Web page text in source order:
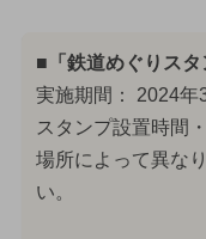
■「鉄道めぐりス
実施期間： 2024年
スタンプ設置時間
場所によって異な
い。